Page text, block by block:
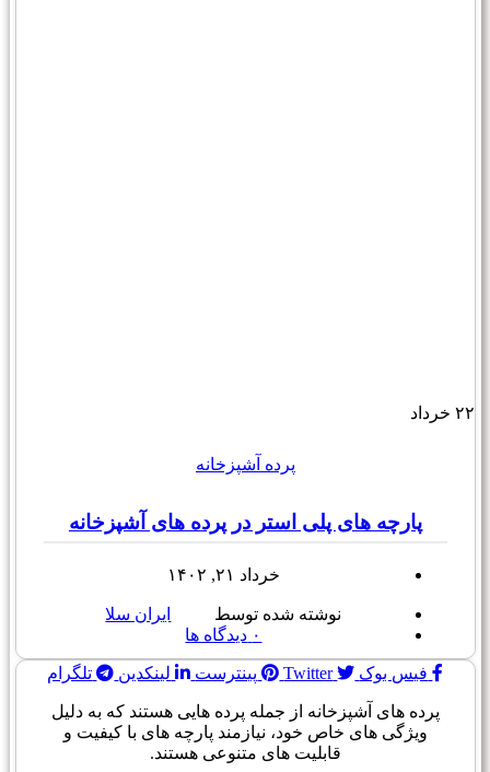
۲۲ خرداد
پرده آشپزخانه
پارچه های پلی استر در پرده های آشپزخانه
خرداد ۲۱, ۱۴۰۲
نوشته شده توسط
ایران سلا
۰ دیدگاه ها
فیس بوک Twitter پینترست لینکدین تلگرام
پرده های آشپزخانه از جمله پرده هایی هستند که به دلیل
ویژگی های خاص خود، نیازمند پارچه های با کیفیت و
قابلیت های متنوعی هستند.